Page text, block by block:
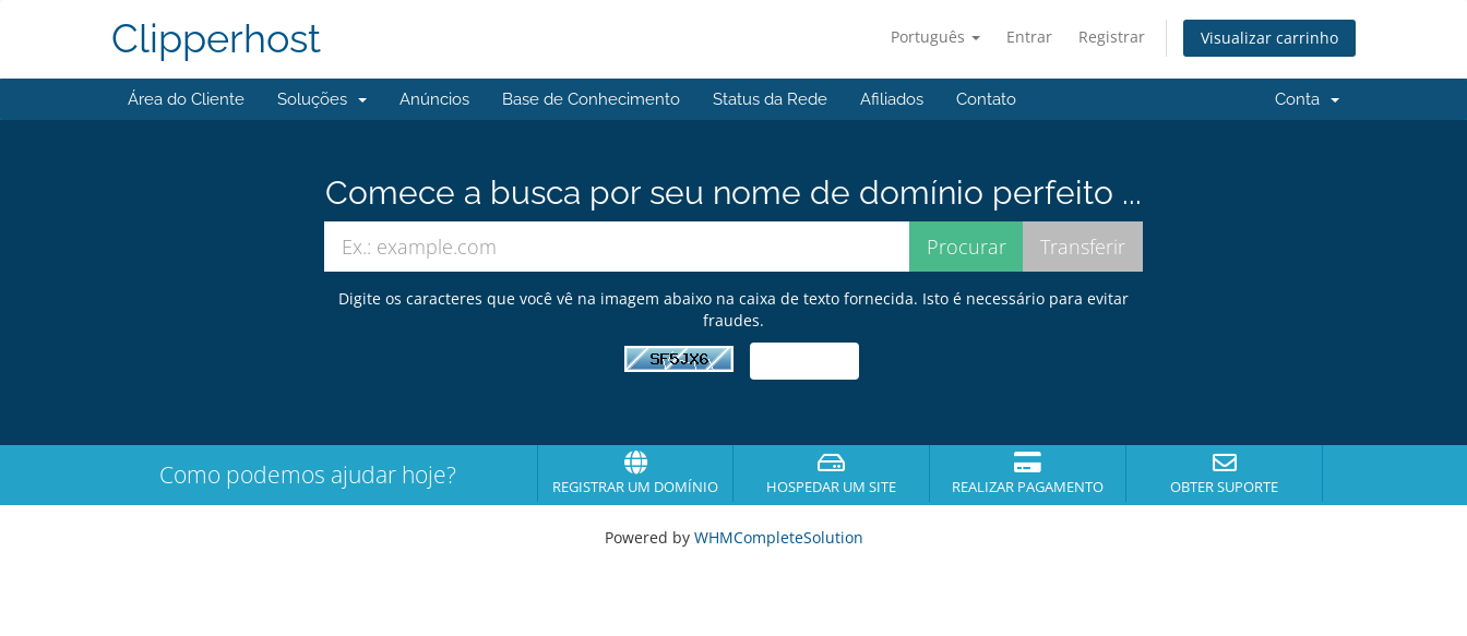
Português Entrar Registrar Visualizar carrinho
Clipperhost
Área do Cliente Soluções Anúncios Base de Conhecimento Status da Rede Afiliados Contato Conta
Comece a busca por seu nome de domínio perfeito ...
Digite os caracteres que você vê na imagem abaixo na caixa de texto fornecida. Isto é necessário para evitar
fraudes.
Como podemos ajudar hoje? REGISTRAR UM DOMÍNIO HOSPEDAR UM SITE REALIZAR PAGAMENTO OBTER SUPORTE
Powered by WHMCompleteSolution